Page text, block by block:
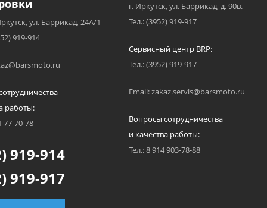
ул. Баррикад, 24А/1
919-914
работы:
77-70-78
919-914
919-917
г. Иркутск, ул. Баррикад, д. 90в.
Тел.: (3952) 919-917
Сервисный центр BRP:
Тел.: (3952) 919-917
Email: zakaz.servis@barsmoto.ru
Вопросы сотрудничества
и качества работы:
Тел.: 8 914 903-78-88